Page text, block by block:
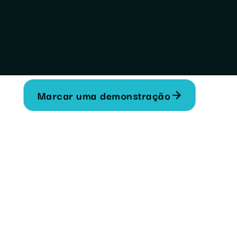
Marcar uma demonstração